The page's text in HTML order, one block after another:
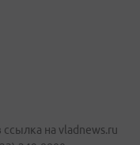
на vladnews.ru